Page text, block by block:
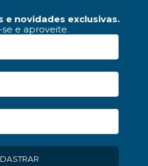
e novidades exclusivas.
e aproveite.